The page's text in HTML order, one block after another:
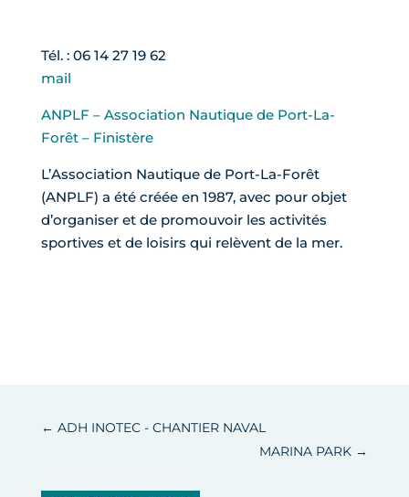
Tél. : 06 14 27 19 62
mail
ANPLF – Association Nautique de Port-La-
Forêt – Finistère
L’Association Nautique de Port-La-Forêt
(ANPLF) a été créée en 1987, avec pour objet
d’organiser et de promouvoir les activités
sportives et de loisirs qui relèvent de la mer.
← ADH INOTEC - CHANTIER NAVAL
MARINA PARK →